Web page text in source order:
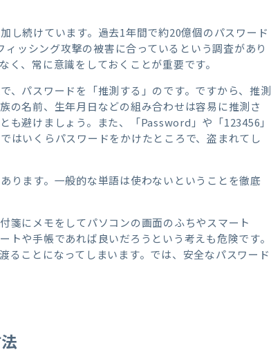
し続けています。過去1年間で約20億個のパスワード
ッシング攻撃の被害に合っているという調査があり
、常に意識をしておくことが重要です。
、パスワードを「推測する」のです。ですから、推測
の名前、生年月日などの組み合わせは容易に推測さ
避けましょう。また、「Password」や「123456」
はいくらパスワードをかけたところで、盗まれてし
ります。一般的な単語は使わないということを徹底
箋にメモをしてパソコンの画面のふちやスマート
や手帳であれば良いだろうという考えも危険です。
ることになってしまいます。では、安全なパスワード